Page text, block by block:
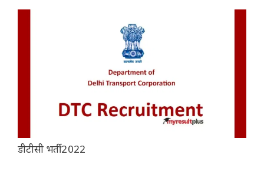
डीटीसी भर्ती 2022